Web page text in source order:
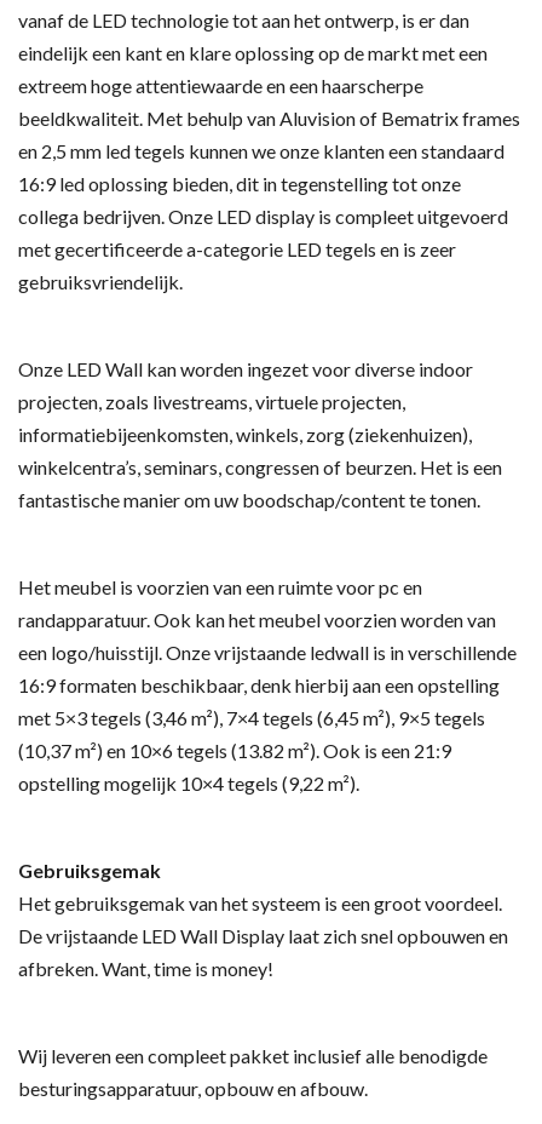
vanaf de LED technologie tot aan het ontwerp, is er dan
eindelijk een kant en klare oplossing op de markt met een
extreem hoge attentiewaarde en een haarscherpe
beeldkwaliteit. Met behulp van Aluvision of Bematrix frames
en 2,5 mm led tegels kunnen we onze klanten een standaard
16:9 led oplossing bieden, dit in tegenstelling tot onze
collega bedrijven. Onze LED display is compleet uitgevoerd
met gecertificeerde a-categorie LED tegels en is zeer
gebruiksvriendelijk.
Onze LED Wall kan worden ingezet voor diverse indoor
projecten, zoals livestreams, virtuele projecten,
informatiebijeenkomsten, winkels, zorg (ziekenhuizen),
winkelcentra’s, seminars, congressen of beurzen. Het is een
fantastische manier om uw boodschap/content te tonen.
Het meubel is voorzien van een ruimte voor pc en
randapparatuur. Ook kan het meubel voorzien worden van
een logo/huisstijl. Onze vrijstaande ledwall is in verschillende
16:9 formaten beschikbaar, denk hierbij aan een opstelling
met 5×3 tegels (3,46 m²), 7×4 tegels (6,45 m²), 9×5 tegels
(10,37 m²) en 10×6 tegels (13.82 m²). Ook is een 21:9
opstelling mogelijk 10×4 tegels (9,22 m²).
Gebruiksgemak
Het gebruiksgemak van het systeem is een groot voordeel.
De vrijstaande LED Wall Display laat zich snel opbouwen en
afbreken. Want, time is money!
Wij leveren een compleet pakket inclusief alle benodigde
besturingsapparatuur, opbouw en afbouw.